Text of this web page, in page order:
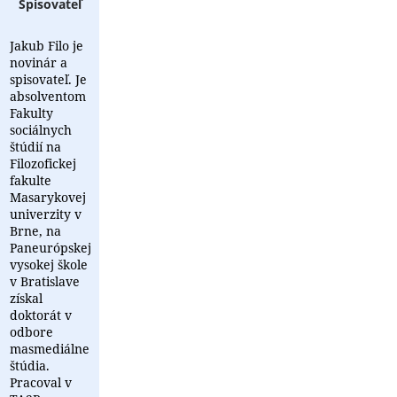
Spisovateľ
Jakub Filo je
novinár a
spisovateľ. Je
absolventom
Fakulty
sociálnych
štúdií na
Filozofickej
fakulte
Masarykovej
univerzity v
Brne, na
Paneurópskej
vysokej škole
v Bratislave
získal
doktorát v
odbore
masmediálne
štúdia.
Pracoval v